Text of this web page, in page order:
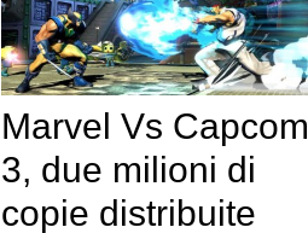
Marvel Vs Capcom
3, due milioni di
copie distribuite